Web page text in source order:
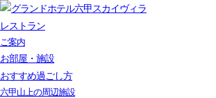
レストラン
ご案内
お部屋・施設
おすすめ過ごし方
六甲山上の周辺施設